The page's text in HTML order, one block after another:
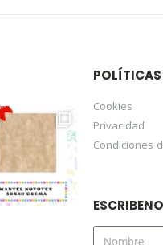
POLÍTICAS
Cookies
Privacidad
Condiciones